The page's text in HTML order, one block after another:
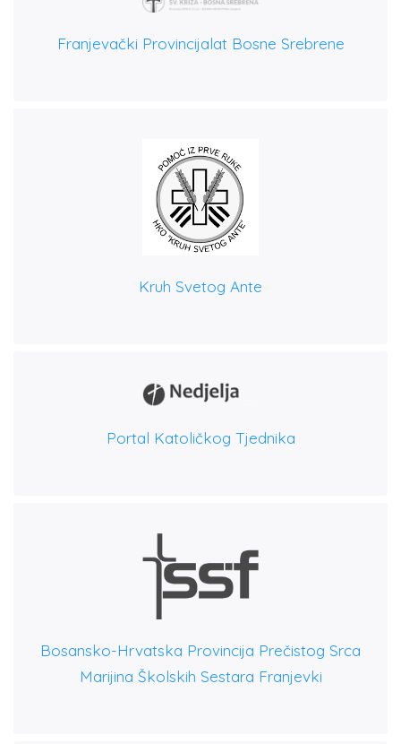
Franjevački Provincijalat Bosne Srebrene
Kruh Svetog Ante
Portal Katoličkog Tjednika
Bosansko-Hrvatska Provincija Prečistog Srca
Marijina Školskih Sestara Franjevki